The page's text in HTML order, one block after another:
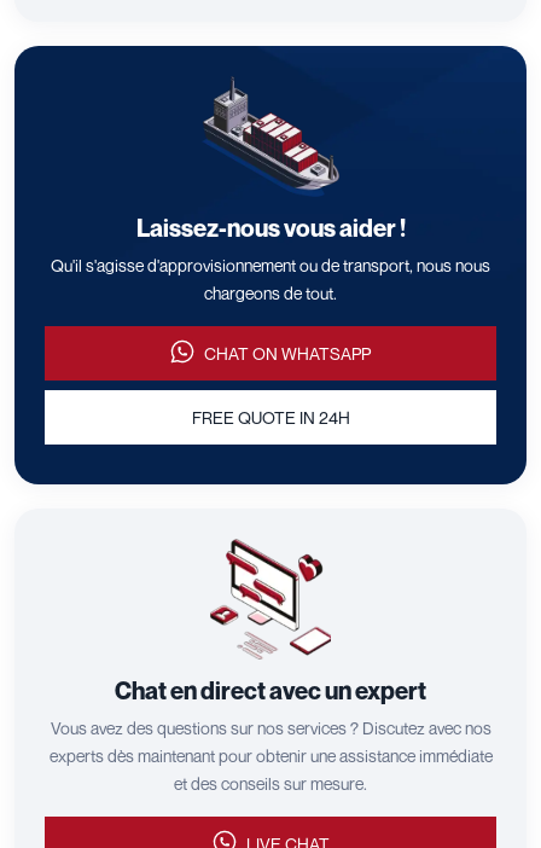
Laissez-nous vous aider !
Qu'il s'agisse d'approvisionnement ou de transport, nous nous
chargeons de tout.
CHAT ON WHATSAPP
FREE QUOTE IN 24H
Chat en direct avec un expert
Vous avez des questions sur nos services ? Discutez avec nos
experts dès maintenant pour obtenir une assistance immédiate
et des conseils sur mesure.
LIVE CHAT